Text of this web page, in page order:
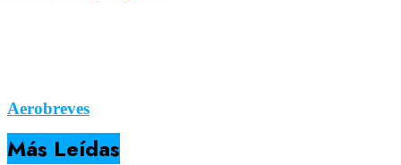
Aerobreves
Más Leídas